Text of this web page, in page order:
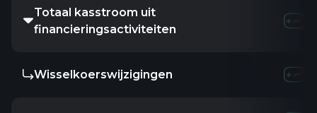
Totaal kasstroom uit
financieringsactiviteiten
Wisselkoerswijzigingen